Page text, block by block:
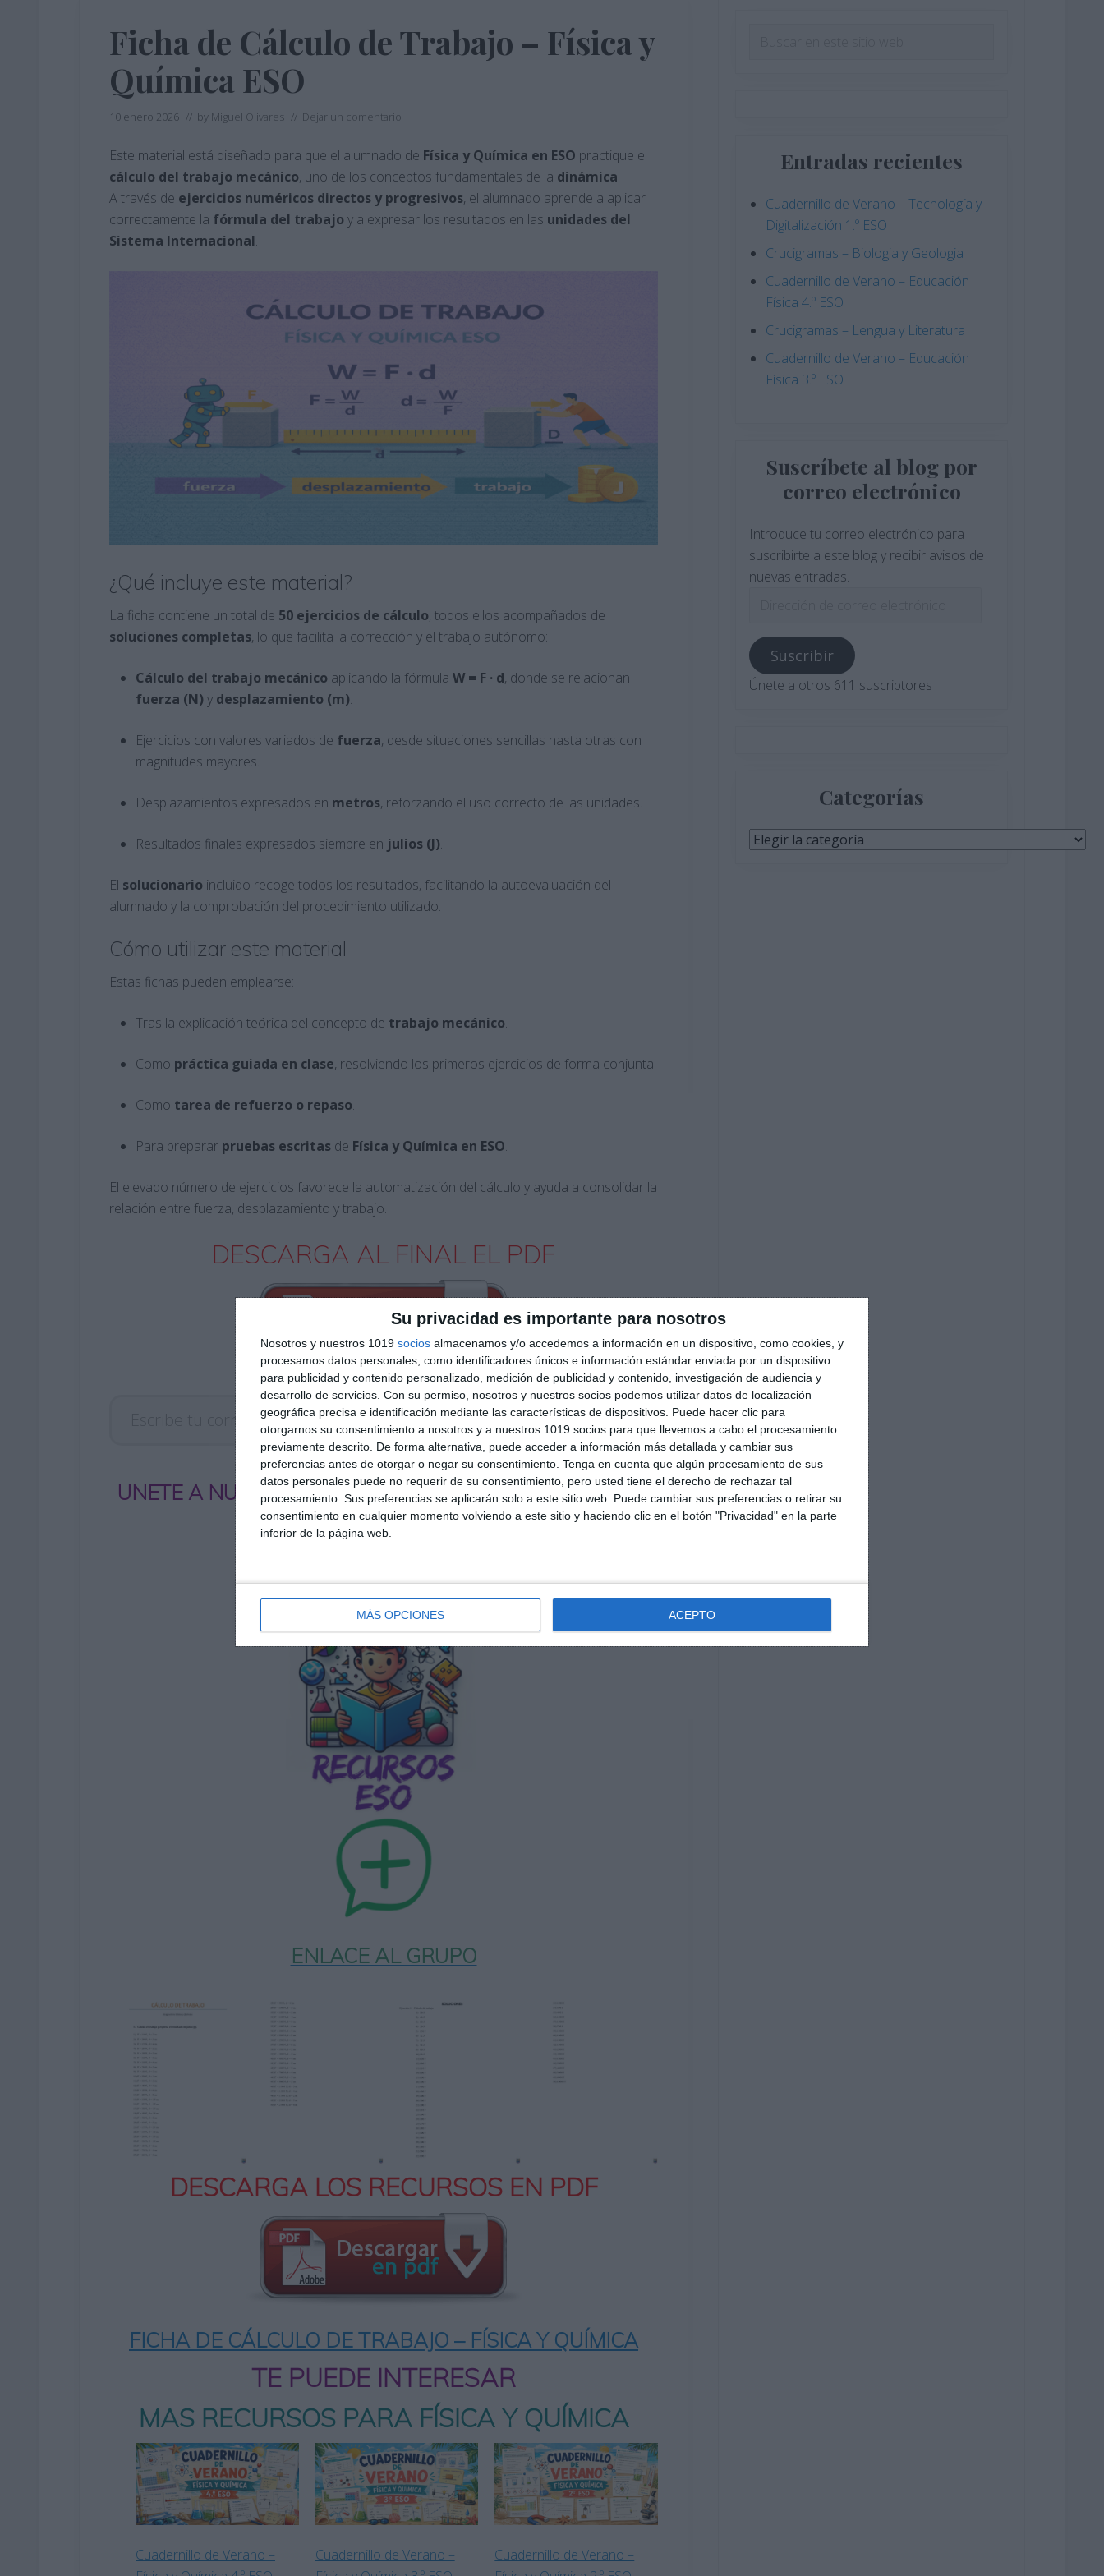
Su privacidad es importante para nosotros
Nosotros y nuestros 1019 socios almacenamos y/o accedemos a información en un dispositivo, como cookies, y
procesamos datos personales, como identificadores únicos e información estándar enviada por un dispositivo
para publicidad y contenido personalizado, medición de publicidad y contenido, investigación de audiencia y
desarrollo de servicios. Con su permiso, nosotros y nuestros socios podemos utilizar datos de localización
geográfica precisa e identificación mediante las características de dispositivos. Puede hacer clic para
otorgarnos su consentimiento a nosotros y a nuestros 1019 socios para que llevemos a cabo el procesamiento
previamente descrito. De forma alternativa, puede acceder a información más detallada y cambiar sus
preferencias antes de otorgar o negar su consentimiento. Tenga en cuenta que algún procesamiento de sus
datos personales puede no requerir de su consentimiento, pero usted tiene el derecho de rechazar tal
procesamiento. Sus preferencias se aplicarán solo a este sitio web. Puede cambiar sus preferencias o retirar su
consentimiento en cualquier momento volviendo a este sitio y haciendo clic en el botón "Privacidad" en la parte
inferior de la página web.
MÁS OPCIONES ACEPTO
Ficha de Cálculo de Trabajo – Física y
Química ESO
10 enero 2026 // by Miguel Olivares // Dejar un comentario
Este material está diseñado para que el alumnado de Física y Química en ESO practique el
cálculo del trabajo mecánico, uno de los conceptos fundamentales de la dinámica.
A través de ejercicios numéricos directos y progresivos, el alumnado aprende a aplicar
correctamente la fórmula del trabajo y a expresar los resultados en las unidades del
Sistema Internacional.
¿Qué incluye este material?
La ficha contiene un total de 50 ejercicios de cálculo, todos ellos acompañados de
soluciones completas, lo que facilita la corrección y el trabajo autónomo:
Cálculo del trabajo mecánico aplicando la fórmula W = F · d, donde se relacionan
fuerza (N) y desplazamiento (m).
Ejercicios con valores variados de fuerza, desde situaciones sencillas hasta otras con
magnitudes mayores.
Desplazamientos expresados en metros, reforzando el uso correcto de las unidades.
Resultados finales expresados siempre en julios (J).
El solucionario incluido recoge todos los resultados, facilitando la autoevaluación del
alumnado y la comprobación del procedimiento utilizado.
Cómo utilizar este material
Estas fichas pueden emplearse:
Tras la explicación teórica del concepto de trabajo mecánico.
Como práctica guiada en clase, resolviendo los primeros ejercicios de forma conjunta.
Como tarea de refuerzo o repaso.
Para preparar pruebas escritas de Física y Química en ESO.
El elevado número de ejercicios favorece la automatización del cálculo y ayuda a consolidar la
relación entre fuerza, desplazamiento y trabajo.
DESCARGA AL FINAL EL PDF
Suscribirse
Únete a otros 553 suscriptores
UNETE A NUESTRO GRUPO EXCLUSIVO DE WHATSAPP
ENLACE AL GRUPO
DESCARGA LOS RECURSOS EN PDF
FICHA DE CÁLCULO DE TRABAJO – FÍSICA Y QUÍMICA
TE PUEDE INTERESAR
MAS RECURSOS PARA FÍSICA Y QUÍMICA
Cuadernillo de Verano –
Cuadernillo de Verano –
Cuadernillo de Verano –
Entradas recientes
Cuadernillo de Verano – Tecnología y
Digitalización 1.º ESO
Crucigramas – Biologia y Geologia
Cuadernillo de Verano – Educación
Física 4.º ESO
Crucigramas – Lengua y Literatura
Cuadernillo de Verano – Educación
Física 3.º ESO
Suscríbete al blog por
correo electrónico
Introduce tu correo electrónico para
suscribirte a este blog y recibir avisos de
nuevas entradas.
correo
electrónico
Suscribir
Únete a otros 611 suscriptores
Categorías
Categorías